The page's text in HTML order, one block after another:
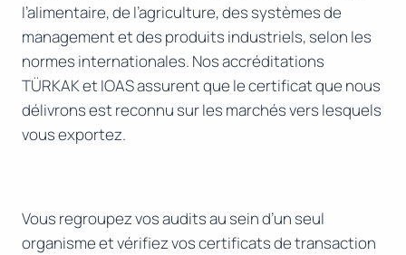
l’alimentaire, de l’agriculture, des systèmes de
management et des produits industriels, selon les
normes internationales. Nos accréditations
TÜRKAK et IOAS assurent que le certificat que nous
délivrons est reconnu sur les marchés vers lesquels
vous exportez.
Vous regroupez vos audits au sein d’un seul
organisme et vérifiez vos certificats de transaction